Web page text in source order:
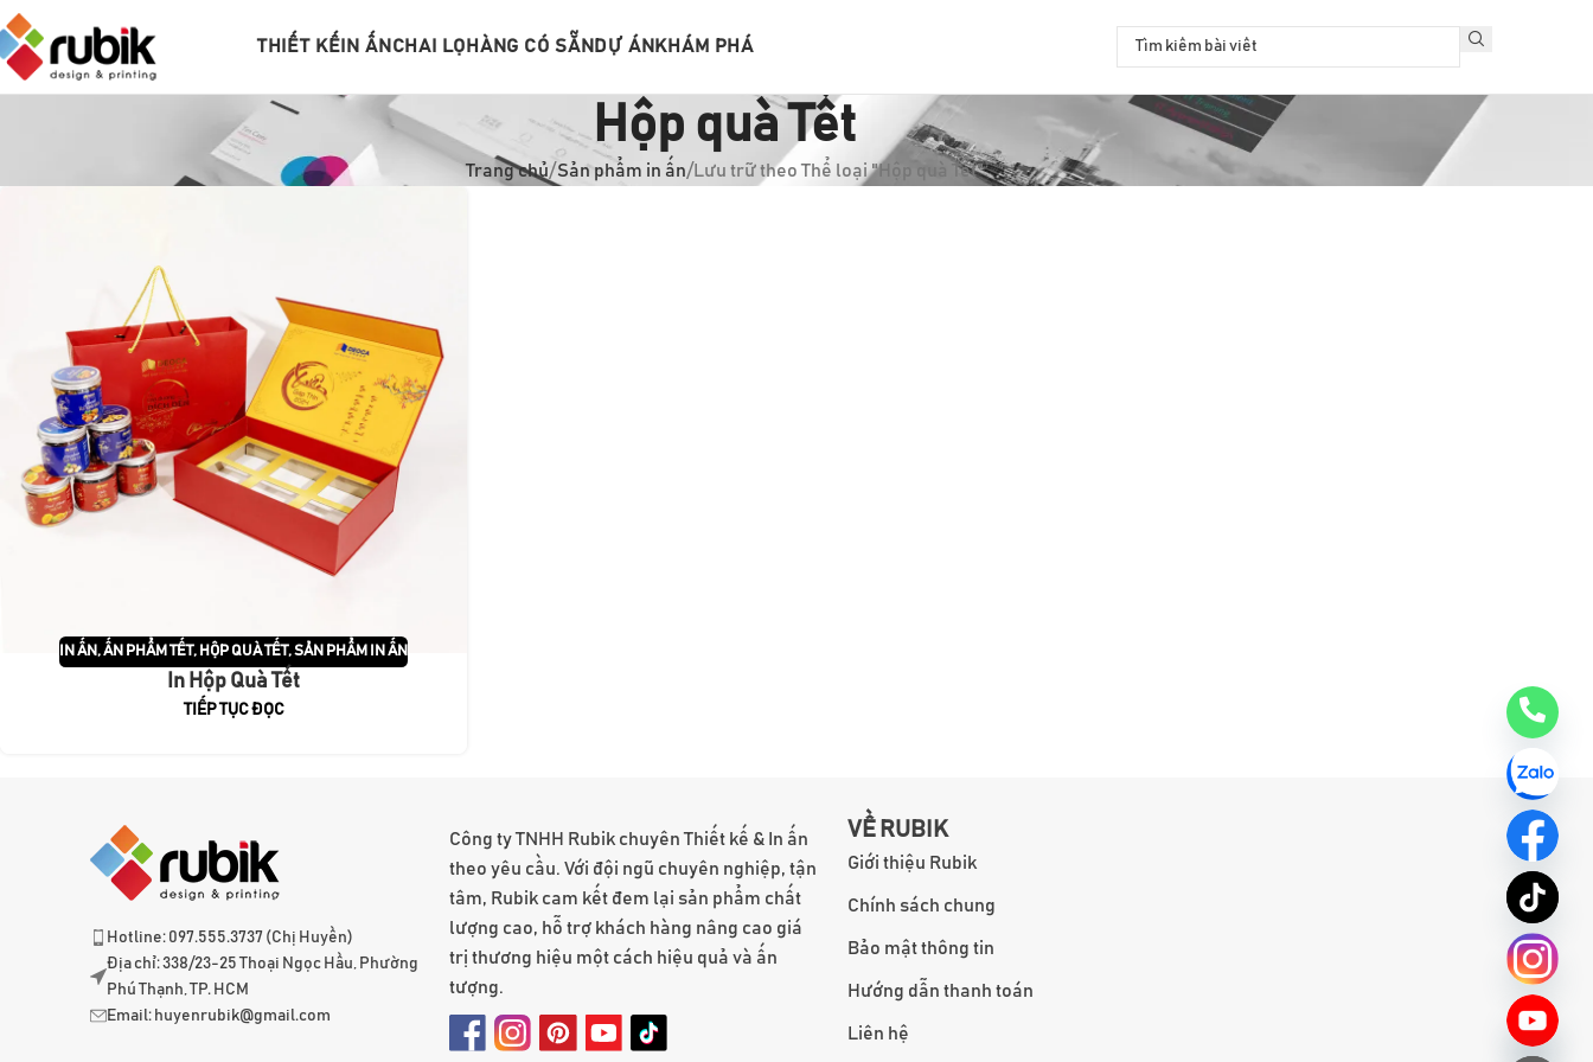
THIẾT KẾ IN ẤN CHAI LỌ HÀNG CÓ SẴN DỰ ÁN KHÁM PHÁ
Hộp quà Tết
Trang chủ Sản phẩm in ấn Lưu trữ theo Thể loại "Hộp quà Tết"
IN ẤN,ẤN PHẨM TẾT, HỘP QUÀ TẾT,SẢN PHẨM IN ẤN
In Hộp Quà Tết
TIẾP TỤC ĐỌC
Hotline: 097.555.3737 (Chị Huyền)
Địa chỉ: 338/23-25 Thoại Ngọc Hầu, Phường
Phú Thạnh, TP. HCM
Email: huyenrubik@gmail.com
Công ty TNHH Rubik chuyên Thiết kế & In ấn
theo yêu cầu. Với đội ngũ chuyên nghiệp, tận
tâm, Rubik cam kết đem lại sản phẩm chất
lượng cao, hỗ trợ khách hàng nâng cao giá
trị thương hiệu một cách hiệu quả và ấn
tượng.
VỀ RUBIK
Giới thiệu Rubik
Chính sách chung
Bảo mật thông tin
Hướng dẫn thanh toán
Liên hệ
Hide
chaty